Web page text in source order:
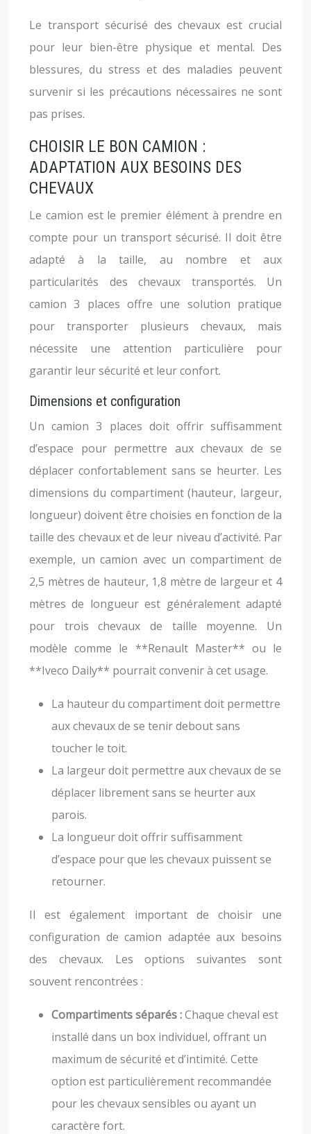
Le transport sécurisé des chevaux est crucial
pour leur bien-être physique et mental. Des
blessures, du stress et des maladies peuvent
survenir si les précautions nécessaires ne sont
pas prises.
CHOISIR LE BON CAMION :
ADAPTATION AUX BESOINS DES
CHEVAUX
Le camion est le premier élément à prendre en
compte pour un transport sécurisé. Il doit être
adapté à la taille, au nombre et aux
particularités des chevaux transportés. Un
camion 3 places offre une solution pratique
pour transporter plusieurs chevaux, mais
nécessite une attention particulière pour
garantir leur sécurité et leur confort.
Dimensions et configuration
Un camion 3 places doit offrir suffisamment
d’espace pour permettre aux chevaux de se
déplacer confortablement sans se heurter. Les
dimensions du compartiment (hauteur, largeur,
longueur) doivent être choisies en fonction de la
taille des chevaux et de leur niveau d’activité. Par
exemple, un camion avec un compartiment de
2,5 mètres de hauteur, 1,8 mètre de largeur et 4
mètres de longueur est généralement adapté
pour trois chevaux de taille moyenne. Un
modèle comme le **Renault Master** ou le
**Iveco Daily** pourrait convenir à cet usage.
La hauteur du compartiment doit permettre
aux chevaux de se tenir debout sans
toucher le toit.
La largeur doit permettre aux chevaux de se
déplacer librement sans se heurter aux
parois.
La longueur doit offrir suffisamment
d’espace pour que les chevaux puissent se
retourner.
Il est également important de choisir une
configuration de camion adaptée aux besoins
des chevaux. Les options suivantes sont
souvent rencontrées :
Compartiments séparés :Chaque cheval est
installé dans un box individuel, offrant un
maximum de sécurité et d’intimité. Cette
option est particulièrement recommandée
pour les chevaux sensibles ou ayant un
caractère fort.